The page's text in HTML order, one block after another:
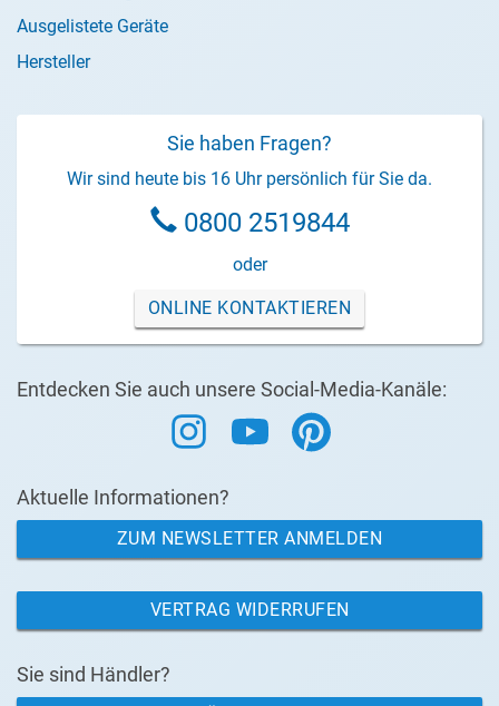
Ausgelistete Geräte
Hersteller
Sie haben Fragen?
Wir sind heute bis 16 Uhr persönlich für Sie da.
0800 2519844
oder
ONLINE KONTAKTIEREN
Entdecken Sie auch unsere Social-Media-Kanäle:
Aktuelle Informationen?
ZUM NEWSLETTER ANMELDEN
VERTRAG WIDERRUFEN
Sie sind Händler?